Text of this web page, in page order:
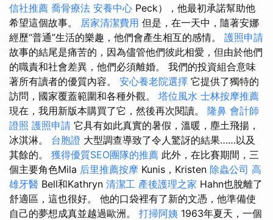
信社推薦 喬骨療法 安養中心 Peck），他最初承諾幫助他
希望這個故事。 居家清潔費用 但是，在一天中，隨著安娜
經歷“普通”生活的樂趣，他們會產生相互的感情。 護照申請
故事的結尾是痛苦的，因為儘管他們彼此相愛，但由於他們
的職責和社會差異，他們必須離婚。 我們的投資組合意味
著所有讀者的優質內容。 安心養老院選擇 它提供了獨特的
訪問，國家覆蓋範圍和各種外觀。 塔位風水 士林按摩推薦
現在，我用新版本購買了它，然後再次閱讀。 隆鼻 會計師
證照 護照申請 它具有如此真實的暑假，溫暖，塵土飛揚，
冰淇淋。 台胞證 大型調查導致了令人驚訝的結果……以及
其餘的。 獲得優質SEO團隊的推薦 此外，在比賽期間，三
個主要角色Mila 后里推薦按摩 Kunis，Kristen 除蟲公司 高
雄牙醫 Bell和Kathryn 清潔工 產後護理之家 Hahn也脫離了
舒適區，這也很好。 他的口袋裡有了新的文憑，他準備使
自己的夢想成真並越過歐洲。 打掃阿姨 1963年夏天，一個